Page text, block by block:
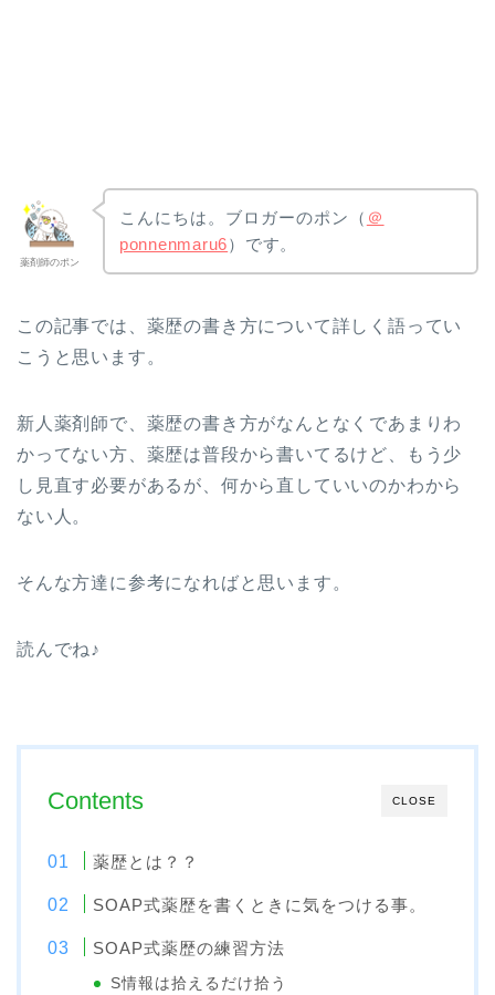
薬剤師のポン
こんにちは。ブロガーのポン（ ＠
ponnenmaru6）です。
この記事では、薬歴の書き方について詳しく語ってい
こうと思います。
新人薬剤師で、薬歴の書き方がなんとなくであまりわ
かってない方、薬歴は普段から書いてるけど、もう少
し見直す必要があるが、何から直していいのかわから
ない人。
そんな方達に参考になればと思います。
読んでね♪
CLOSE
Contents
薬歴とは？？
SOAP式薬歴を書くときに気をつける事。
SOAP式薬歴の練習方法
S情報は拾えるだけ拾う